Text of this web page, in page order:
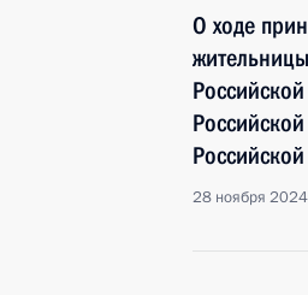
О ходе
28 ноября